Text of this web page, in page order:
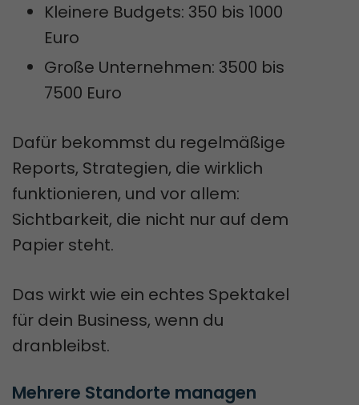
Kleinere Budgets: 350 bis 1000
Euro
Große Unternehmen: 3500 bis
7500 Euro
Dafür bekommst du regelmäßige
Reports, Strategien, die wirklich
funktionieren, und vor allem:
Sichtbarkeit, die nicht nur auf dem
Papier steht.
Das wirkt wie ein echtes Spektakel
für dein Business, wenn du
dranbleibst.
Mehrere Standorte managen